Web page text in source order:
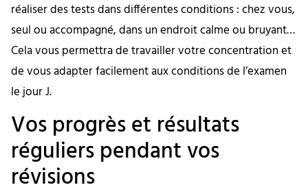
réaliser des tests dans différentes conditions : chez vous,
seul ou accompagné, dans un endroit calme ou bruyant…
Cela vous permettra de travailler votre concentration et
de vous adapter facilement aux conditions de l’examen
le jour J.
Vos progrès et résultats
réguliers pendant vos
révisions